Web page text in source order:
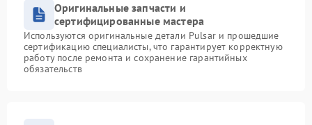
Оригинальные запчасти и
сертифицированные мастера
Используются оригинальные детали Pulsar и прошедшие
сертификацию специалисты, что гарантирует корректную
работу после ремонта и сохранение гарантийных
обязательств